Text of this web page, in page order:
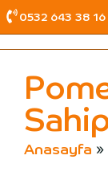
0532 643 38
Anasayfa »